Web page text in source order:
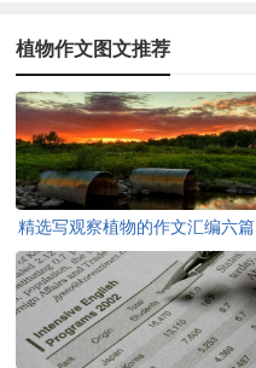
植物作文图文推荐
精选写观察植物的作文汇编六篇